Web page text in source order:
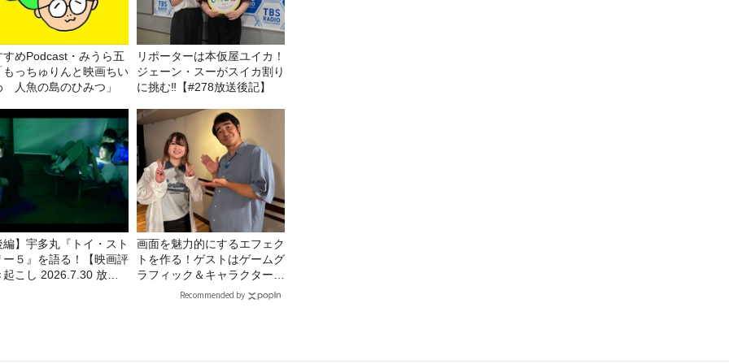
すめPodcast・みうら五
もっちゅりんと映画ちい
人魚の島のひみつ」
リポーターは本仮屋ユイカ！
ジェーン・スーがスイカ割り
に挑む‼【#278放送後記】
編】宇多丸『トイ・スト
ー５』を語る！【映画評
起こし 2026.7.30 放
画面を魅力的にするエフェク
トを作る！ゲストはゲームグ
ラフィック＆キャラクター専
攻の遠藤里桜さん！
Recommended by